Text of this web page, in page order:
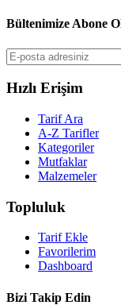
Bültenimize Abone
Hızlı Erişim
Tarif Ara
A-Z Tarifler
Kategoriler
Mutfaklar
Malzemeler
Topluluk
Tarif Ekle
Favorilerim
Dashboard
Bizi Takip Edin